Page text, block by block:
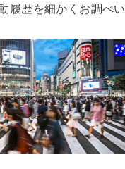
履歴を細かくお調べい